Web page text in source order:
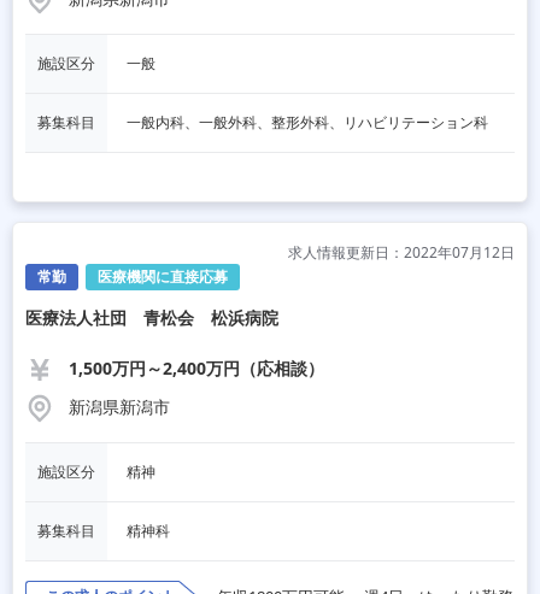
施設区分 一般
募集科目 一般内科、一般外科、整形外科、リハビリテーション科
常勤 医療機関に直接応募
求人情報更新日：2022年07月12日
医療法人社団 青松会 松浜病院
1,500万円～2,400万円（応相談）
新潟県新潟市
施設区分 精神
募集科目 精神科